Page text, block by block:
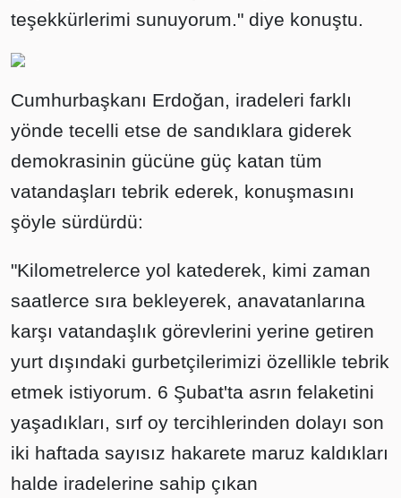
teşekkürlerimi sunuyorum." diye konuştu.
Cumhurbaşkanı Erdoğan, iradeleri farklı
yönde tecelli etse de sandıklara giderek
demokrasinin gücüne güç katan tüm
vatandaşları tebrik ederek, konuşmasını
şöyle sürdürdü:
"Kilometrelerce yol katederek, kimi zaman
saatlerce sıra bekleyerek, anavatanlarına
karşı vatandaşlık görevlerini yerine getiren
yurt dışındaki gurbetçilerimizi özellikle tebrik
etmek istiyorum. 6 Şubat'ta asrın felaketini
yaşadıkları, sırf oy tercihlerinden dolayı son
iki haftada sayısız hakarete maruz kaldıkları
halde iradelerine sahip çıkan